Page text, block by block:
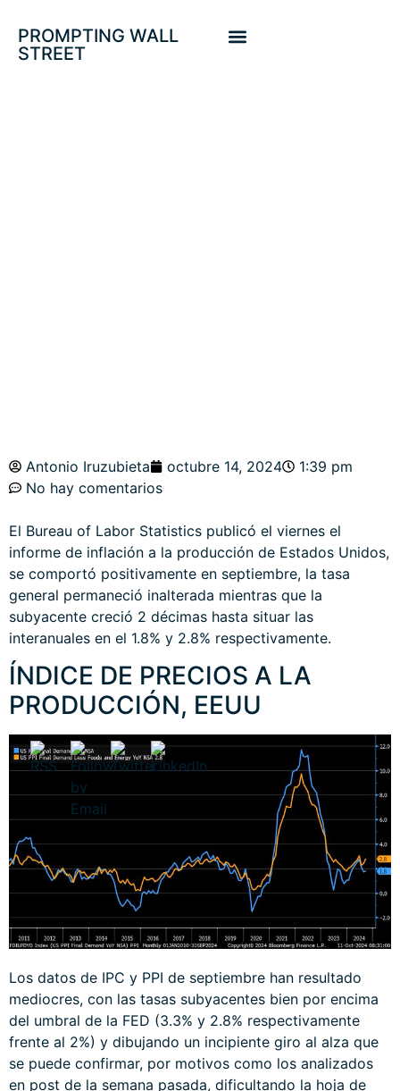
PROMPTING WALL
STREET
Antonio Iruzubieta octubre 14, 2024
1:39 pm
No hay comentarios
El Bureau of Labor Statistics publicó el viernes el
informe de inflación a la producción de Estados Unidos,
se comportó positivamente en septiembre, la tasa
general permaneció inalterada mientras que la
subyacente creció 2 décimas hasta situar las
interanuales en el 1.8% y 2.8% respectivamente.
ÍNDICE DE PRECIOS A LA
PRODUCCIÓN, EEUU
Los datos de IPC y PPI de septiembre han resultado
mediocres, con las tasas subyacentes bien por encima
del umbral de la FED (3.3% y 2.8% respectivamente
frente al 2%) y dibujando un incipiente giro al alza que
se puede confirmar, por motivos como los analizados
en post de la semana pasada, dificultando la hoja de